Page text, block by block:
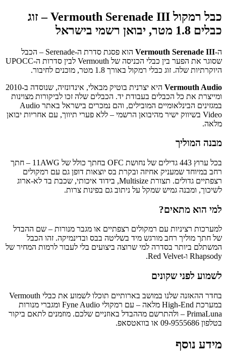
כבל רמקול Vermouth Serenade III – זוג
כבלים 1.8 מטר, יבואן רשמי בישראל
ה-Vermouth Serenade III
הוא פסגת סדרת ה-Serenade – הכבל
שסוגר את הפער בין כבלי הכניסה של Vermouth לבין סדרות ה-UPOCC
היוקרתיות שלה. זוג כבלי רמקול באורך 1.8 מטר, מוכנים לחיבור.
Vermouth Audio
היא יצרנית בוטיק מבאלי, אינדונזיה, שנוסדה ב-2010
ומייצרת את כל הכבלים בעבודת יד. הכבלים שלה זכו לביקורות מצוינות
במגזינים הבינלאומיים המובילים, והם נמכרים בישראל באתר Audio
Video בשיווק ישיר מהיבואן הרשמי – ללא פערי תיווך, עם אחריות יבואן
מלאה.
מבנה המוליך
בכל ערוץ 443 גדילים של נחושת OFC בחתך כולל של 11AWG – חתך
רחב במיוחד שמעניק אחיזה ובקרת בס יוצאות דופן גם עם רמקולים
רצפתיים גדולים. תצורת Multisize, בידוד איכותי, שכבת בד לא-ארוג
לשיכוך, ומבנה גמיש שמקל על ניתוב גם בפינות צרות.
למי הוא מתאים?
למערכות רציניות עם רמקולים רצפתיים או מגבר מנורות – שם ההבדל
של חתך מוליך רחב מורגש מיד בשליטה בבס ובדינמיקה. זהו הכבל
המשתלם ביותר בסדרה למי שרוצה ביצועים בלי לעבור לרמות המחיר של
Rhapsody ו-Red Velvet.
לשמוע לפני שקונים
בחדר ההאזנה שלנו במושב בארותיים תוכלו לשמוע את כבלי Vermouth
במערכת High-End מלאה – עם רמקולי Fyne Audio ומגברי מנורות
PrimaLuna – ולהתרשם מההבדל באוזניים שלכם. מוזמנים לתאם ביקור
בטלפון 09-9555686 או בוואטסאפ.
מידע נוסף